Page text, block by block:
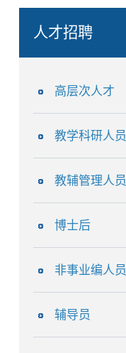
人才招聘
高层次人才
教学科研人员
教辅管理人员
博士后
非事业编人员
辅导员